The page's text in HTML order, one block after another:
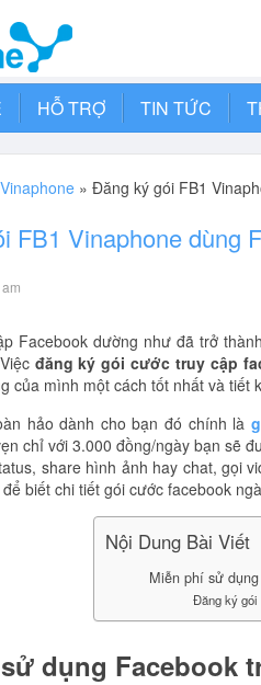
HỖ TRỢ TIN TỨC
» Đăng ký gói FB1
FB1 Vinaphone dùng
Facebook dường như đã trở
đăng ký gói cước truy cập
của mình một cách tốt nhất và tiết
hảo dành cho bạn đó chính là
chỉ với 3.000 đồng/ngày bạn sẽ
share hình ảnh hay chat, gọi
biết chi tiết gói cước facebook
Nội Dung Bài Viết
Miễn phí sử
Đăng ký gói
dụng Facebook